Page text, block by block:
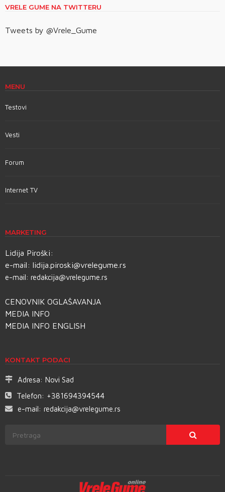
VRELE GUME NA TWITTERU
Tweets by @Vrele_Gume
MENU
Testovi
Vesti
Forum
Internet TV
MARKETING
Lidija Piroški:
e-mail: lidija.piroski@vrelegume.rs
e-mail: redakcija@vrelegume.rs
CENOVNIK OGLAŠAVANJA
MEDIA INFO
MEDIA INFO ENGLISH
KONTAKT PODACI
Adresa: Novi Sad
Telefon: +381694394544
e-mail: redakcija@vrelegume.rs